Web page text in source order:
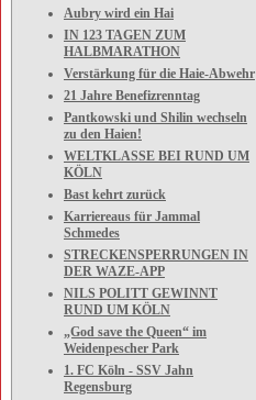
Aubry wird ein Hai
IN 123 TAGEN ZUM
HALBMARATHON
Verstärkung für die Haie-Abwehr
21 Jahre Benefizrenntag
Pantkowski und Shilin wechseln
zu den Haien!
WELTKLASSE BEI RUND UM
KÖLN
Bast kehrt zurück
Karriereaus für Jammal
Schmedes
STRECKENSPERRUNGEN IN
DER WAZE-APP
NILS POLITT GEWINNT
RUND UM KÖLN
„God save the Queen“ im
Weidenpescher Park
1. FC Köln - SSV Jahn
Regensburg